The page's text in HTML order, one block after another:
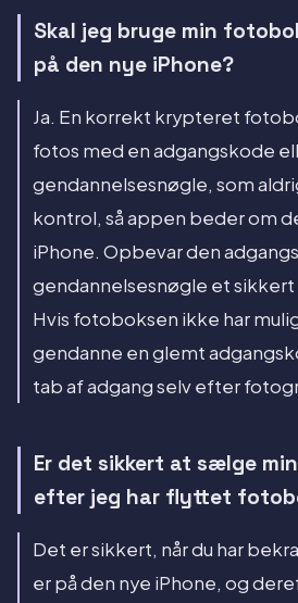
Skal jeg bruge min
på den nye iPhone?
Ja. En korrekt krypteret
fotos med en adgangskode
gendannelsesnøgle, som
kontrol, så appen beder om
iPhone. Opbevar den
gendannelsesnøgle et
Hvis fotoboksen ikke har
gendanne en glemt
tab af adgang selv efter
Er det sikkert at sælge
efter jeg har flyttet
Det er sikkert, når du har
er på den nye iPhone, og